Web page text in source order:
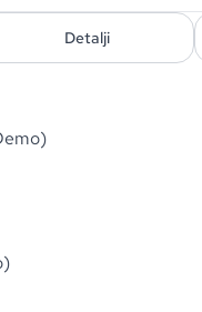
Detalji